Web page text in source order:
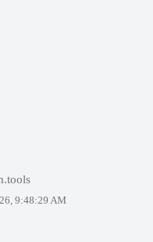
9:48:29 AM